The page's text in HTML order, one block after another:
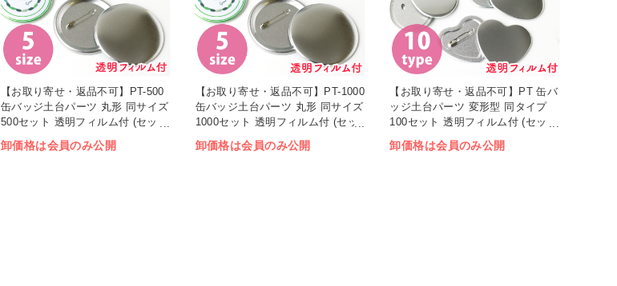
【お取り寄せ・返品不可】PT-500
缶バッジ土台パーツ 丸形 同サイズ
500セット 透明フィルム付 (セッ
ト)
卸価格は会員のみ公開
【お取り寄せ・返品不可】PT-1000
缶バッジ土台パーツ 丸形 同サイズ
1000セット 透明フィルム付 (セッ
ト)
卸価格は会員のみ公開
【お取り寄せ・返品不可】PT 缶バ
ッジ土台パーツ 変形型 同タイプ
100セット 透明フィルム付 (セッ
ト)
卸価格は会員のみ公開